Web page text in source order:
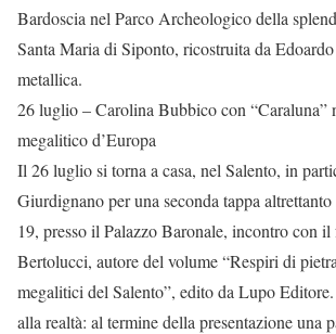
Bardoscia nel Parco Archeologico della
Santa Maria di Siponto, ricostruita da
metallica.
26 luglio – Carolina Bubbico con “Caraluna”
megalitico d’Europa
Il 26 luglio si torna a casa, nel Salento, in
Giurdignano per una seconda tappa
19, presso il Palazzo Baronale, incontro con
Bertolucci, autore del volume “Respiri di
megalitici del Salento”, edito da Lupo
alla realtà: al termine della presentazione una